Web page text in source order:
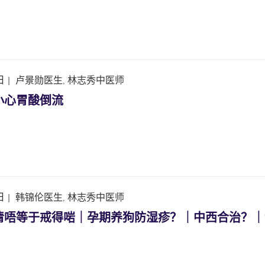
| 卢景勋医生, 林志秀中医师
胃酸倒流
| 韩锦伦医生, 林志秀中医师
等于戒得啱｜孕期养狗防湿疹？｜中西合治？｜